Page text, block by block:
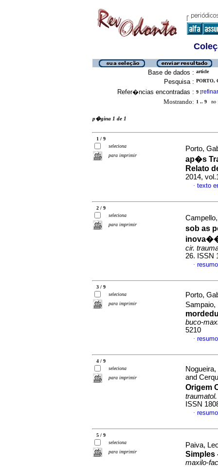
Base de dados : article
Pesquisa : PORTO,
Refer�ncias encontradas : 9 [refinar
Mostrando: 1 .. 9 no
p�gina 1 de 1
1 / 9
seleciona
para imprimir
Porto,
ap�s
Relato
2014,
· texto
2 / 9
seleciona
para imprimir
sob as
cir.
26. ISSN
·
3 / 9
seleciona
para imprimir
Porto,
buco-
5210
·
4 / 9
seleciona
para imprimir
and
Origem
ISSN
·
5 / 9
seleciona
para imprimir
Paiva,
Simples
maxilo-